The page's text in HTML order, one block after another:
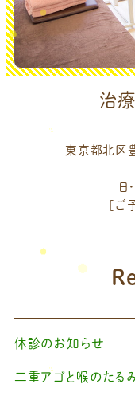
治
東京都北区
日
[ご
休診のお知らせ